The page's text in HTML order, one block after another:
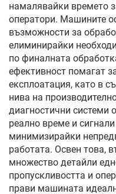
намалявайки времето
оператори. Машините
възможности за
елиминирайки
по финалната
ефективност помагат
експлоатация, като в
нива на
диагностични системи
реално време и
минимизирайки
работата. Освен това,
множество детайли
пропускливостта и
прави машината